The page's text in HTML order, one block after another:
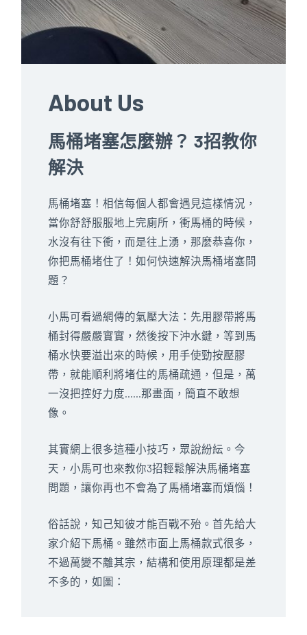
About Us
馬桶堵塞怎麼辦？ 3招教你
解決
馬桶堵塞！相信每個人都會遇見這樣情況，
當你舒舒服服地上完廁所，衝馬桶的時候，
水沒有往下衝，而是往上湧，那麼恭喜你，
你把馬桶堵住了！如何快速解決馬桶堵塞問
題？
小馬可看過網傳的氣壓大法：先用膠帶將馬
桶封得嚴嚴實實，然後按下沖水鍵，等到馬
桶水快要溢出來的時候，用手使勁按壓膠
帶，就能順利將堵住的馬桶疏通，但是，萬
一沒把控好力度……那畫面，簡直不敢想
像。
其實網上很多這種小技巧，眾說紛紜。今
天，小馬可也來教你3招輕鬆解決馬桶堵塞
問題，讓你再也不會為了馬桶堵塞而煩惱！
俗話說，知己知彼才能百戰不殆。首先給大
家介紹下馬桶。雖然市面上馬桶款式很多，
不過萬變不離其宗，結構和使用原理都是差
不多的，如圖：